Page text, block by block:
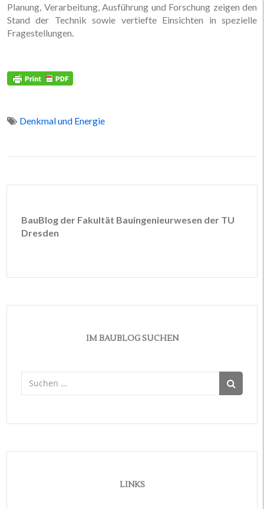
Planung, Verarbeitung, Ausführung und Forschung zeigen den
Stand der Technik sowie vertiefte Einsichten in spezielle
Fragestellungen.
Denkmal und Energie
BauBlog der Fakultät Bauingenieurwesen der TU
Dresden
IM BAUBLOG SUCHEN
nach:
LINKS